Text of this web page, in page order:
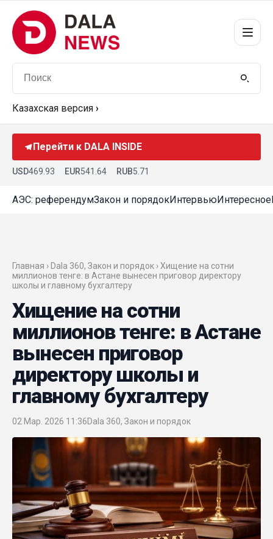
Казахская версия ›
Перейти к DALA INSIDE
USD469.93 EUR541.64 RUB5.71
АЭС: референдумЗакон и порядокИнтервьюИнтересное
Главная › Dala 360, Закон и порядок › Хищение на сотни
миллионов тенге: в Астане вынесен приговор директору
школы и главному бухгалтеру
Хищение на сотни
миллионов тенге: в Астане
вынесен приговор
директору школы и
главному бухгалтеру
02 Мар. 2026 11:36Dala 360, Закон и порядок